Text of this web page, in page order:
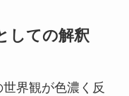
しての解釈
界観が色濃く反